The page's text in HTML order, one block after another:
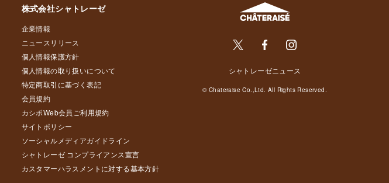
株式会社シャトレーゼ
企業情報
ニュースリリース
個人情報保護方針
個人情報の取り扱いについて
特定商取引に基づく表記
会員規約
カシポWeb会員ご利用規約
サイトポリシー
ソーシャルメディアガイドライン
シャトレーゼ コンプライアンス宣言
カスタマーハラスメントに対する基本方針
シャトレーゼニュース
© Chateraise Co.,Ltd. All Rights Reserved.